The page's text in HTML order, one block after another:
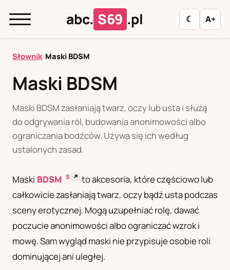
abc. S69 .pl ☾ A+
abc.
J
K L M N O P R
S
T
U W Z Ł
Polityka redakcyjna
PL
Polski Русский
UA
Українська
Słownik/Maski BDSM
Maski BDSM
Maski BDSM zasłaniają twarz, oczy lub usta i służą
do odgrywania ról, budowania anonimowości albo
ograniczania bodźców. Używa się ich według
ustalonych zasad.
Maski BDSM S ↗ to akcesoria, które częściowo lub
całkowicie zasłaniają twarz, oczy bądź usta podczas
sceny erotycznej. Mogą uzupełniać rolę, dawać
poczucie anonimowości albo ograniczać wzrok i
mowę. Sam wygląd maski nie przypisuje osobie roli
dominującej ani uległej.